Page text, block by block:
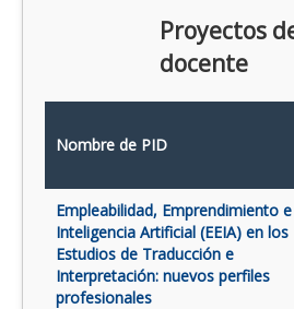
Proyectos
docente
Nombre de PID
Empleabilidad, Emprendimiento e
Inteligencia Artificial (EEIA) en los
Estudios de Traducción e
Interpretación: nuevos perfiles
profesionales